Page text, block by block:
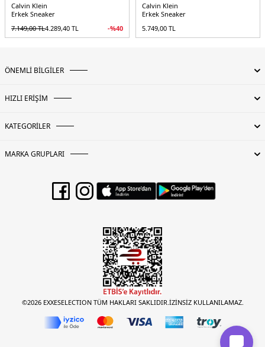
Calvin Klein
Erkek Sneaker
7.149,00TL4.289,40 TL -%40
Calvin Klein
Erkek Sneaker
5.749,00 TL
ÖNEMLİ BİLGİLER
HIZLI ERİŞİM
KATEGORİLER
MARKA GRUPLARI
©2026 EXXESELECTION TÜM HAKLARI SAKLIDIR.İZİNSİZ KULLANILAMAZ.